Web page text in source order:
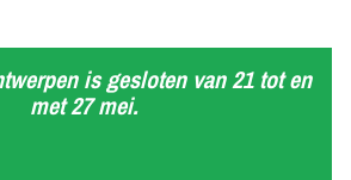
is gesloten van 21 tot en
met 27 mei.